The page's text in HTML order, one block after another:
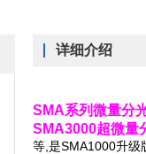
详细介绍
SMA系列微量分
SMA3000超微量
等,是SMA1000升级